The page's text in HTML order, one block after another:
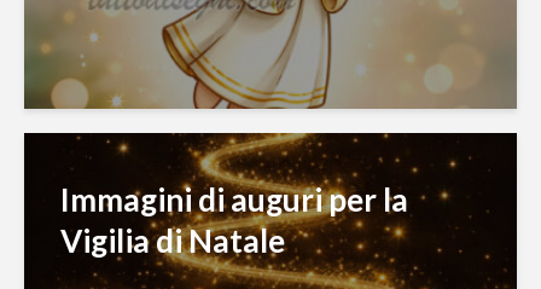
Immagini di auguri per la
Vigilia di Natale